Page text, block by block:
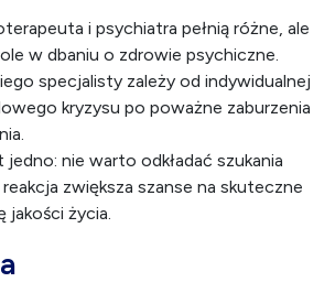
i psychiatra pełnią różne, ale
w dbaniu o zdrowie psychiczne.
specjalisty zależy od indywidualnej
kryzysu po poważne zaburzenia
nie warto odkładać szukania
zwiększa szanse na skuteczne
jakości życia.